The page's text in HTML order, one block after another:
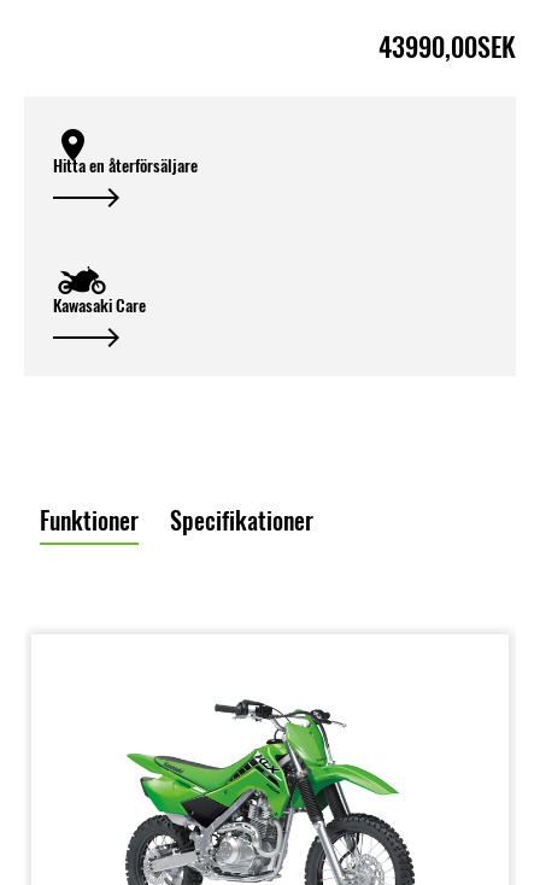
43990,00SEK
Hitta en återförsäljare
Kawasaki Care
Funktioner Specifikationer